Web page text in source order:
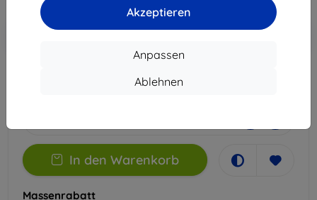
Akzeptieren
Anpassen
Ablehnen
Rabatt mit Gutschein
In den
In den Warenkorb
Massenrabatt